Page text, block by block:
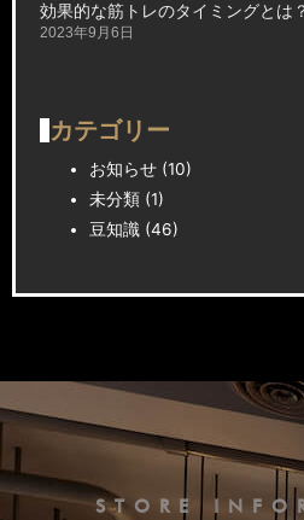
効果的な筋トレのタイミングとは
2023年9月6日
カテゴリー
お知らせ (10)
未分類 (1)
豆知識 (46)
STORE